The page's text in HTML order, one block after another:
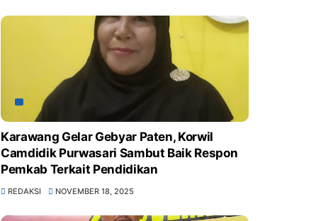
Karawang Gelar Gebyar Paten, Korwil
Camdidik Purwasari Sambut Baik Respon
Pemkab Terkait Pendidikan
REDAKSI NOVEMBER 18, 2025